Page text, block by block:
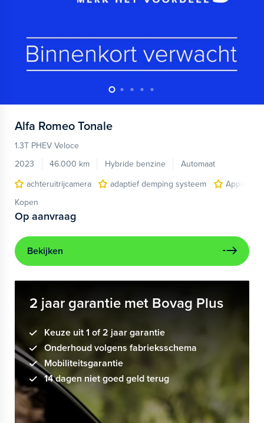
Alfa Romeo Tonale
1.3T PHEV Veloce
2023
46.000 km Hybride benzine
Automaat
achteruitrijcamera
adaptief demping systeem
Apple
Kopen
Op aanvraag
Bekijken
2 jaar garantie met Bovag Plus
Keuze uit 1 of 2 jaar garantie
Onderhoud volgens fabrieksschema
Mobiliteitsgarantie
14 dagen niet goed geld terug